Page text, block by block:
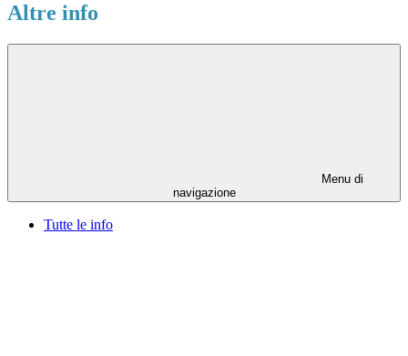
Altre info
Menu di
navigazione
Tutte le info